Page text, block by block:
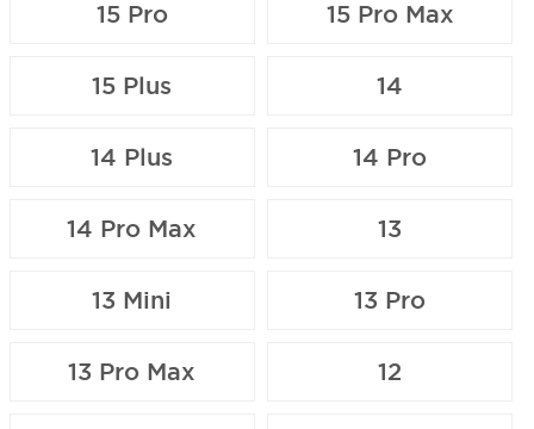
15 Pro 15 Pro Max
15 Plus 14
14 Plus 14 Pro
14 Pro Max 13
13 Mini 13 Pro
13 Pro Max 12